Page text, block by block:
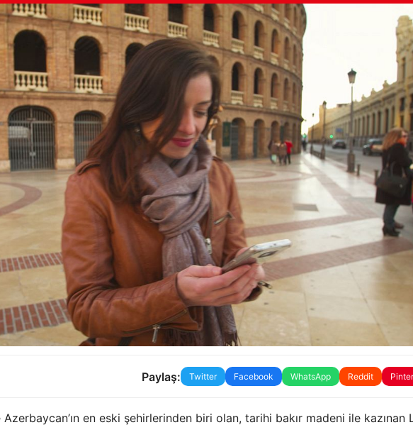
Paylaş: Twitter Facebook WhatsApp Reddit
en eski şehirlerinden biri olan, tarihi bakır madeni ile kazınan